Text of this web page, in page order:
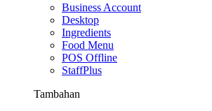
Business Account
Desktop
Ingredients
Food Menu
POS Offline
StaffPlus
Tambahan